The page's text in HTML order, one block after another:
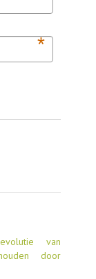
*
van
door